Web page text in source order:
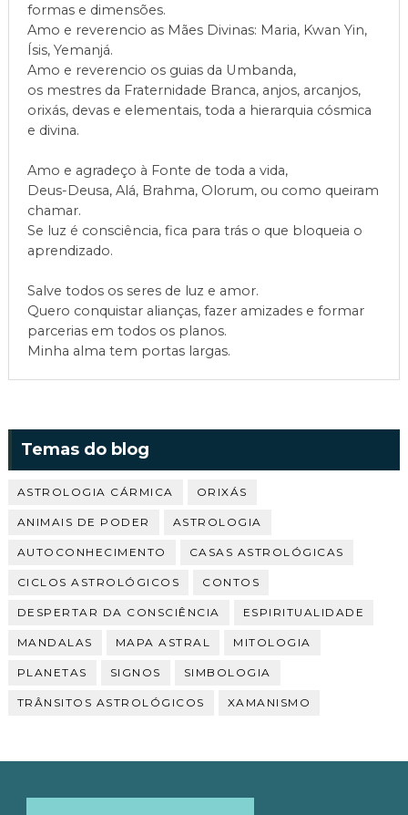
formas e dimensões.
Amo e reverencio as Mães Divinas: Maria, Kwan Yin,
Ísis, Yemanjá.
Amo e reverencio os guias da Umbanda,
os mestres da Fraternidade Branca, anjos, arcanjos,
orixás, devas e elementais, toda a hierarquia cósmica
e divina.
Amo e agradeço à Fonte de toda a vida,
Deus-Deusa, Alá, Brahma, Olorum, ou como queiram
chamar.
Se luz é consciência, fica para trás o que bloqueia o
aprendizado.
Salve todos os seres de luz e amor.
Quero conquistar alianças, fazer amizades e formar
parcerias em todos os planos.
Minha alma tem portas largas.
Temas do blog
ASTROLOGIA CÁRMICA ORIXÁS
ANIMAIS DE PODER ASTROLOGIA
AUTOCONHECIMENTO CASAS ASTROLÓGICAS
CICLOS ASTROLÓGICOS CONTOS
DESPERTAR DA CONSCIÊNCIA ESPIRITUALIDADE
MANDALAS MAPA ASTRAL MITOLOGIA
PLANETAS SIGNOS SIMBOLOGIA
TRÂNSITOS ASTROLÓGICOS XAMANISMO